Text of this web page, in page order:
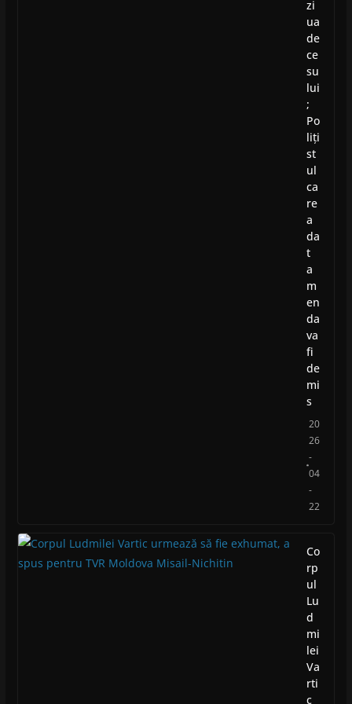
zi
ua
de
ce
su
lui
;
Po
liți
st
ul
ca
re
a
da
t
a
m
en
da
va
fi
de
mi
s
20
26
-
04
-
22
Co
rp
ul
Lu
d
mi
lei
Va
rti
c